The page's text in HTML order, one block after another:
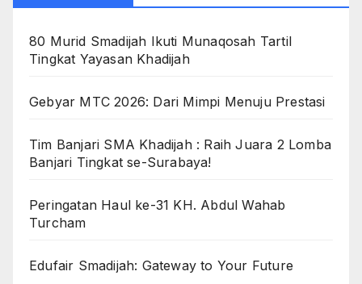
80 Murid Smadijah Ikuti Munaqosah Tartil
Tingkat Yayasan Khadijah
Gebyar MTC 2026: Dari Mimpi Menuju Prestasi
Tim Banjari SMA Khadijah : Raih Juara 2 Lomba
Banjari Tingkat se-Surabaya!
Peringatan Haul ke-31 KH. Abdul Wahab
Turcham
Edufair Smadijah: Gateway to Your Future